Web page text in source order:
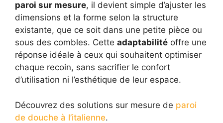
paroi sur mesure, il devient simple d’ajuster les
dimensions et la forme selon la structure
existante, que ce soit dans une petite pièce ou
sous des combles. Cette adaptabilité offre une
réponse idéale à ceux qui souhaitent optimiser
chaque recoin, sans sacrifier le confort
d’utilisation ni l’esthétique de leur espace.
Découvrez des solutions sur mesure de paroi
de douche à l’italienne.